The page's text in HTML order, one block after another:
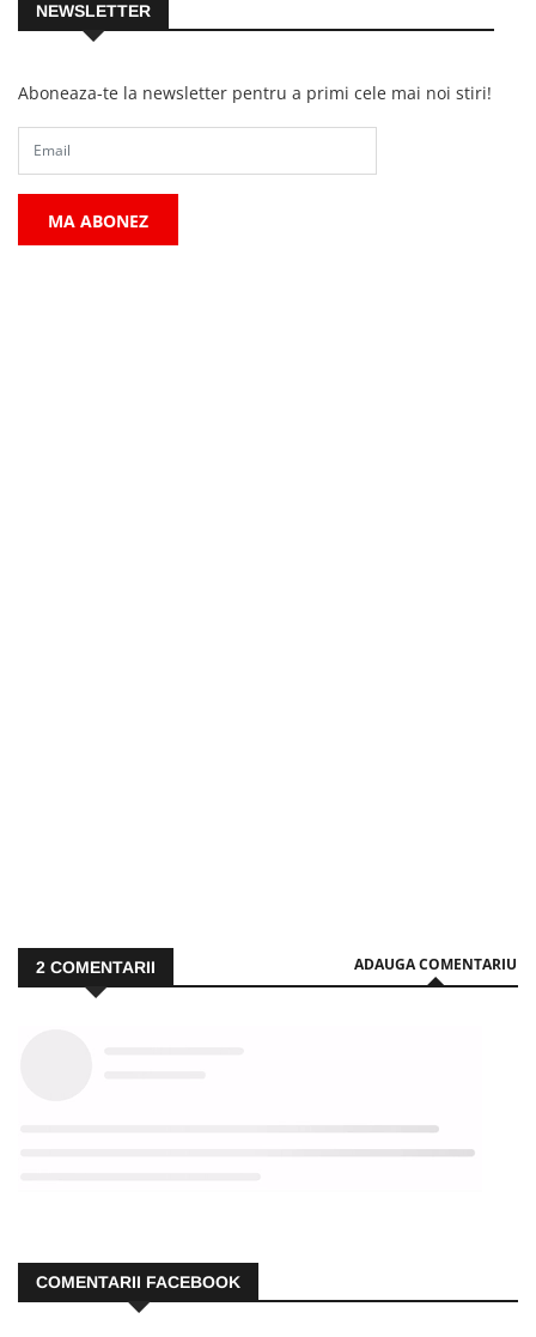
NEWSLETTER
Aboneaza-te la newsletter pentru a primi cele mai noi stiri!
MA ABONEZ
2 COMENTARII ADAUGA COMENTARIU
COMENTARII FACEBOOK